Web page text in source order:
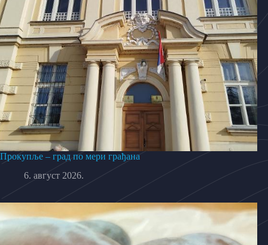
Прокупље – град по мери грађана
6. август 2026.